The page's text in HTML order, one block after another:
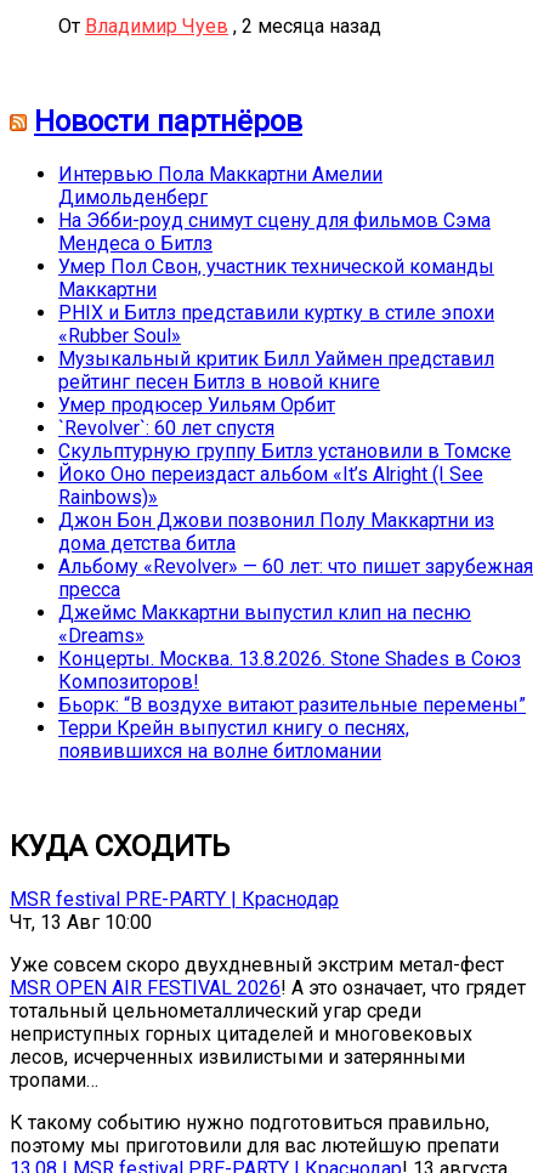
От Владимир Чуев , 2 месяца назад
Новости партнёров
Интервью Пола Маккартни Амелии
Димольденберг
На Эбби-роуд снимут сцену для фильмов Сэма
Мендеса о Битлз
Умер Пол Свон, участник технической команды
Маккартни
PHIX и Битлз представили куртку в стиле эпохи
«Rubber Soul»
Музыкальный критик Билл Уаймен представил
рейтинг песен Битлз в новой книге
Умер продюсер Уильям Орбит
`Revolver`: 60 лет спустя
Скульптурную группу Битлз установили в Томске
Йоко Оно переиздаст альбом «It’s Alright (I See
Rainbows)»
Джон Бон Джови позвонил Полу Маккартни из
дома детства битла
Альбому «Revolver» — 60 лет: что пишет зарубежная
пресса
Джеймс Маккартни выпустил клип на песню
«Dreams»
Концерты. Москва. 13.8.2026. Stone Shades в Союз
Композиторов!
Бьорк: “В воздухе витают разительные перемены”
Терри Крейн выпустил книгу о песнях,
появившихся на волне битломании
КУДА СХОДИТЬ
MSR festival PRE-PARTY | Краснодар
Чт, 13 Авг 10:00
Уже совсем скоро двухдневный экстрим метал-фест
MSR OPEN AIR FESTIVAL 2026! А это означает, что грядет
тотальный цельнометаллический угар среди
неприступных горных цитаделей и многовековых
лесов, исчерченных извилистыми и затерянными
тропами…
К такому событию нужно подготовиться правильно,
поэтому мы приготовили для вас лютейшую препати